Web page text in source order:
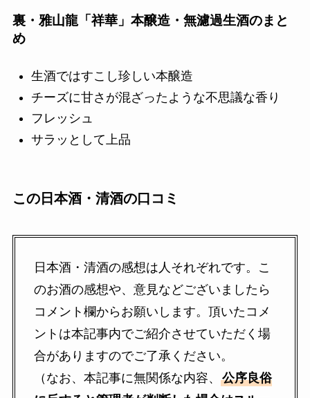
裏・雅山龍「祥華」本醸造・無濾過生酒のまと
め
生酒ではすこし珍しい本醸造
チーズに甘さが混ざったような不思議な香り
フレッシュ
サラッとして上品
この日本酒・清酒の口コミ
日本酒・清酒の感想は人それぞれです。こ
のお酒の感想や、意見などございましたら
コメント欄からお願いします。頂いたコメ
ントは本記事内でご紹介させていただく場
合がありますのでご了承ください。
（なお、本記事に無関係な内容、 公序良俗